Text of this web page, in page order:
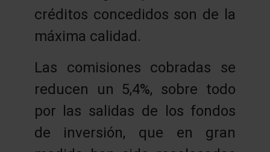
créditos concedidos son de la
máxima calidad.
Las comisiones cobradas se
reducen un 5,4%, sobre todo
por las salidas de los fondos
de inversión, que en gran